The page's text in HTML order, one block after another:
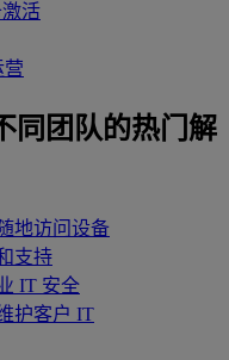
活
营
同团队的热门解
地访问设备
支持
IT 安全
护客户 IT